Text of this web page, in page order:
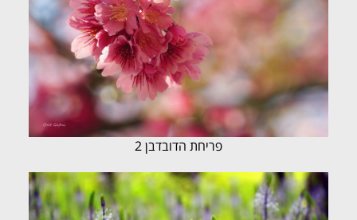
פריחת הדובדבן 2